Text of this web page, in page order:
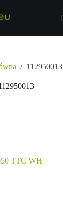
/ 112950013